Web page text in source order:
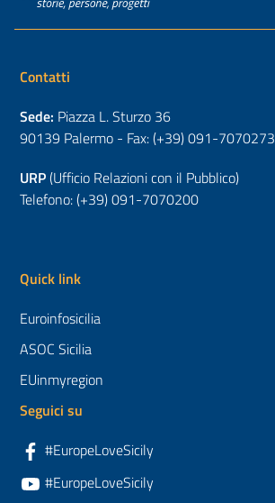
Contatti
Sede: Piazza L. Sturzo 36
90139 Palermo - Fax: (+39) 091-7070273
URP(Ufficio Relazioni con il Pubblico)
Telefono: (+39) 091-7070200
Quick link
Euroinfosicilia
ASOC Sicilia
EUinmyregion
Seguici su
#EuropeLoveSicily
#EuropeLoveSicily